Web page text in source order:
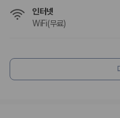
예약 가능 차량
67,123대
제주렌트카 가격비
인터넷
WiFi(무료)